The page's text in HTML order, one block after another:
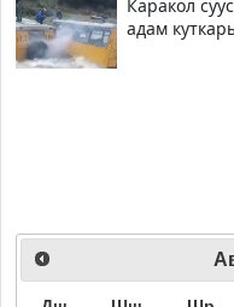
Каракол
адам